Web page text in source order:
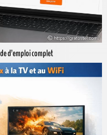
d’emploi complet